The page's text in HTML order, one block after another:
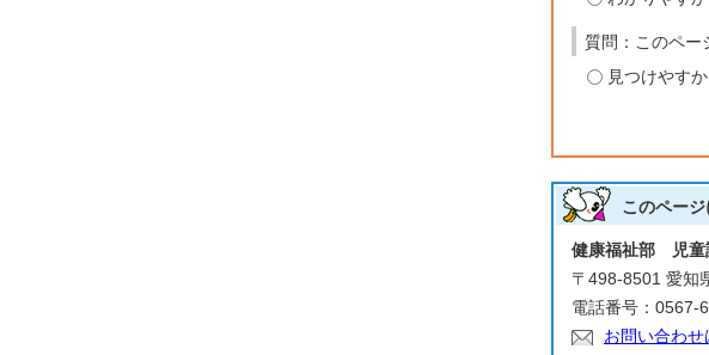
質問：このペー
見つけやす
このペー
健康福祉部 児
〒498-8501 愛知
電話番号：0567-
お問い合わせ